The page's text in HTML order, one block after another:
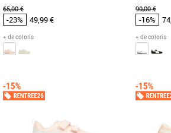
65,00 €
-23% 49,99 €
+ de coloris
Chaussures Puma pas cher et Promos
Baskets Puma
Fais le plein de confiance en toi avec
du tennis. Dotée d'une [...]
90,00 €
-16%
+ de coloris
Baskets
Icônes